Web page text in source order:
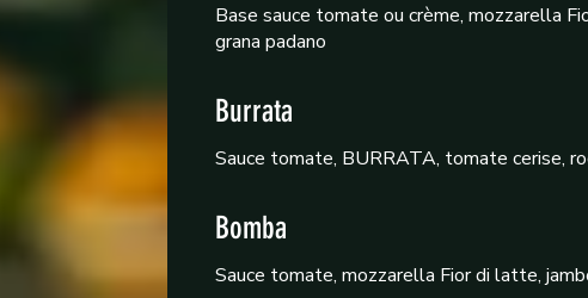
Base sauce tomate ou crème, mozzarella
grana padano
Burrata
Sauce tomate, BURRATA, tomate cerise,
Bomba
Sauce tomate, mozzarella Fior di latte,